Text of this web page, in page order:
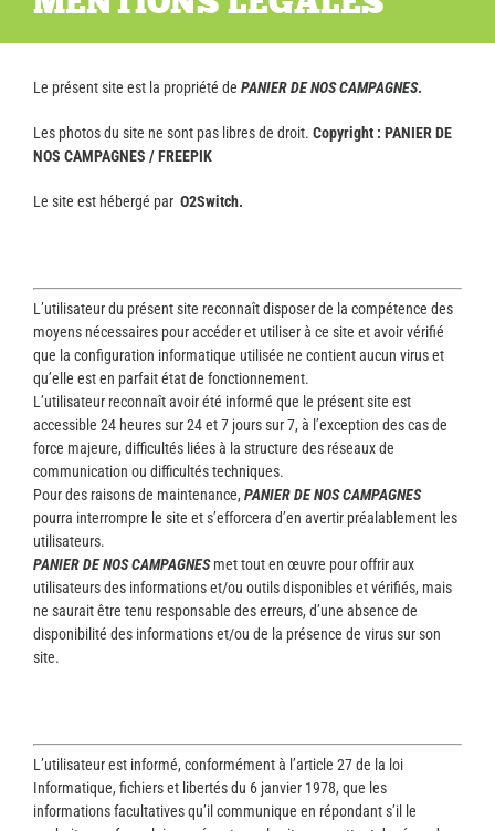
Le présent site est la propriété de PANIER DE NOS CAMPAGNES.
Les photos du site ne sont pas libres de droit. Copyright : PANIER DE
NOS CAMPAGNES / FREEPIK
Le site est hébergé par O2Switch.
L’utilisateur du présent site reconnaît disposer de la compétence des
moyens nécessaires pour accéder et utiliser à ce site et avoir vérifié
que la configuration informatique utilisée ne contient aucun virus et
qu’elle est en parfait état de fonctionnement.
L’utilisateur reconnaît avoir été informé que le présent site est
accessible 24 heures sur 24 et 7 jours sur 7, à l’exception des cas de
force majeure, difficultés liées à la structure des réseaux de
communication ou difficultés techniques.
Pour des raisons de maintenance, PANIER DE NOS CAMPAGNES
pourra interrompre le site et s’efforcera d’en avertir préalablement les
utilisateurs.
PANIER DE NOS CAMPAGNES met tout en œuvre pour offrir aux
utilisateurs des informations et/ou outils disponibles et vérifiés, mais
ne saurait être tenu responsable des erreurs, d’une absence de
disponibilité des informations et/ou de la présence de virus sur son
site.
L’utilisateur est informé, conformément à l’article 27 de la loi
Informatique, fichiers et libertés du 6 janvier 1978, que les
informations facultatives qu’il communique en répondant s’il le